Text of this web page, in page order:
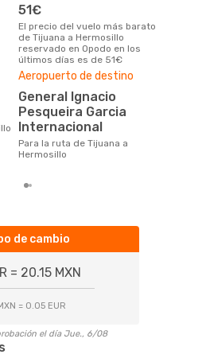
51€
El precio del vuelo más barato
de Tijuana a Hermosillo
reservado en Opodo en los
últimos días es de 51€
Aeropuerto de destino
General Ignacio
Pesqueira Garcia
Internacional
Para la ruta de Tijuana a
Hermosillo
de cambio
= 20.15 MXN
= 0.05 EUR
el día Jue., 6/08